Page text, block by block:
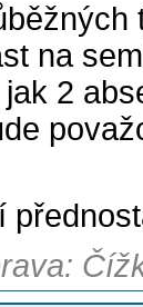
na
2